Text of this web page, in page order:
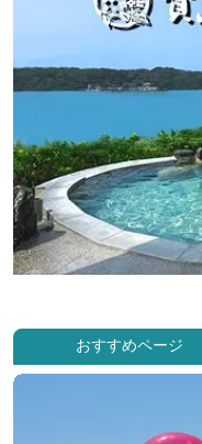
おすすめページ